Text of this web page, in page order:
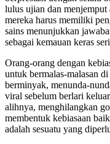
lulus ujian dan
mereka harus memiliki
sains menunjukkan
sebagai kemauan keras
Orang-orang dengan
untuk bermalas-malasan
berminyak, menunda-
viral sebelum berlari
alihnya, menghilangkan
membentuk kebiasaan
adalah sesuatu yang